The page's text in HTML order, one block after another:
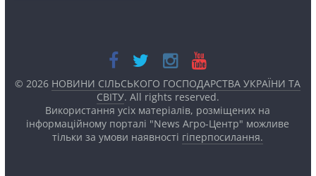
© 2026 НОВИНИ СІЛЬСЬКОГО ГОСПОДАРСТВА УКРАЇНИ ТА
СВІТУ. All rights reserved.
Використання усіх матеріалів, розміщених на
інформаційному порталі "News Агро-Центр" можливе
тільки за умови наявності гіперпосилання.